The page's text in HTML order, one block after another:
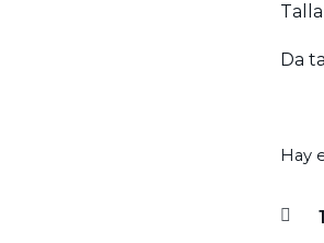
Da
Hay